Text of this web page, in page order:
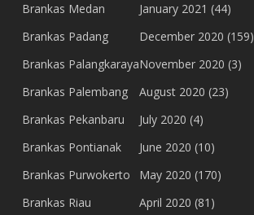
Brankas Medan
Brankas Padang
Brankas Palangkaraya
Brankas Palembang
Brankas Pekanbaru
Brankas Pontianak
Brankas Purwokerto
Brankas Riau
January 2021 (44)
December 2020 (159)
November 2020 (3)
August 2020 (23)
July 2020 (4)
June 2020 (10)
May 2020 (170)
April 2020 (81)